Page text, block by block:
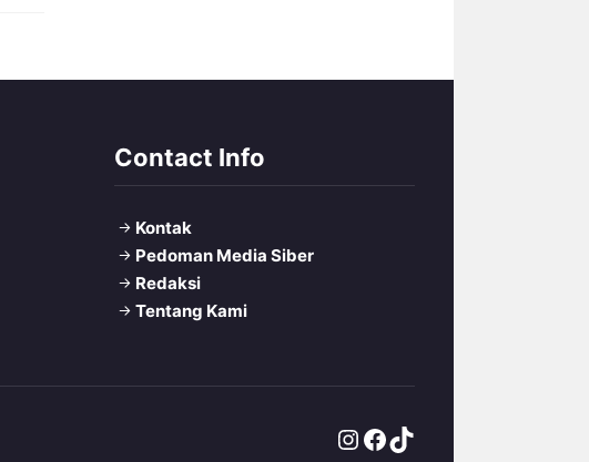
Contact Info
Kontak
Pedoman Media Siber
Redaksi
Tentang Kami
Instagram
Facebook
TikTok